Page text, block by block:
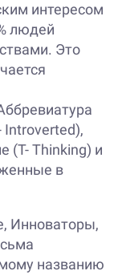
интересом
людей
Это
Introverted),
(T- Thinking) и
в
Инноваторы,
названию